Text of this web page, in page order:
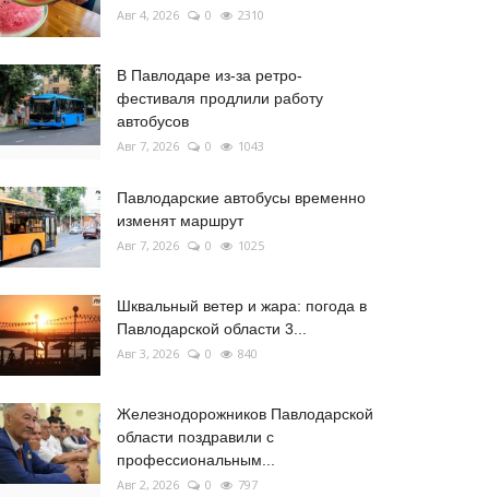
Авг 4, 2026 0 2310
В Павлодаре из-за ретро-
фестиваля продлили работу
автобусов
Авг 7, 2026 0 1043
Павлодарские автобусы временно
изменят маршрут
Авг 7, 2026 0 1025
Шквальный ветер и жара: погода в
Павлодарской области 3...
Авг 3, 2026 0 840
Железнодорожников Павлодарской
области поздравили с
профессиональным...
Авг 2, 2026 0 797